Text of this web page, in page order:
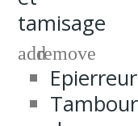
tamisage
addremove
Epierreur
Tambour